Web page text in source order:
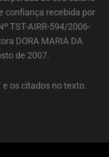
confiança recebida por
TST-AIRR-594/2006-
DORA MARIA DA
de 2007.
e os citados no texto.